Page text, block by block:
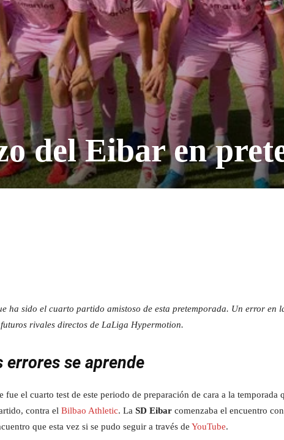
del Eibar en
ha sido el cuarto partido amistoso de esta pretemporada. Un error en
rivales directos de LaLiga Hypermotion.
errores se aprende
fue el cuarto test de este periodo de preparación de cara a la temporada
contra el Bilbao Athletic. La SD Eibar comenzaba el encuentro
que esta vez si se pudo seguir a través de YouTube.